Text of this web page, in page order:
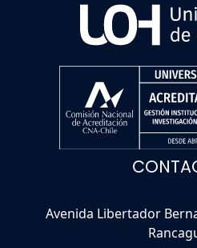
Avenida Libertador